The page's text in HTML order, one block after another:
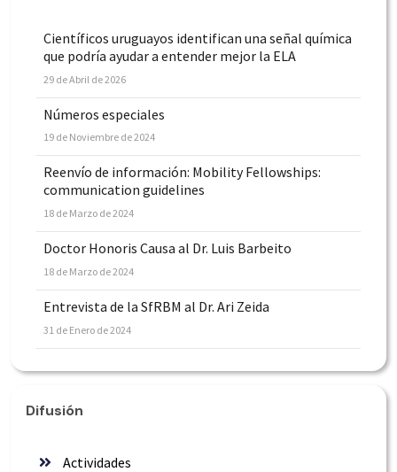
Científicos uruguayos identifican una señal química
que podría ayudar a entender mejor la ELA
29 de Abril de 2026
Números especiales
19 de Noviembre de 2024
Reenvío de información: Mobility Fellowships:
communication guidelines
18 de Marzo de 2024
Doctor Honoris Causa al Dr. Luis Barbeito
18 de Marzo de 2024
Entrevista de la SfRBM al Dr. Ari Zeida
31 de Enero de 2024
Difusión
Actividades